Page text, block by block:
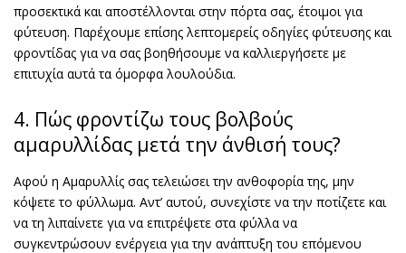
προσεκτικά και αποστέλλονται στην πόρτα σας, έτοιμοι για
φύτευση. Παρέχουμε επίσης λεπτομερείς οδηγίες φύτευσης και
φροντίδας για να σας βοηθήσουμε να καλλιεργήσετε με
επιτυχία αυτά τα όμορφα λουλούδια.
4. Πώς φροντίζω τους βολβούς
αμαρυλλίδας μετά την άνθισή τους?
Αφού η Αμαρυλλίς σας τελειώσει την ανθοφορία της, μην
κόψετε το φύλλωμα. Αντ’ αυτού, συνεχίστε να την ποτίζετε και
να τη λιπαίνετε για να επιτρέψετε στα φύλλα να
συγκεντρώσουν ενέργεια για την ανάπτυξη του επόμενου